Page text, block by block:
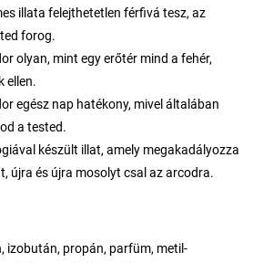
illata felejthetetlen férfivá tesz, az
forog.
olyan, mint egy erőtér mind a fehér,
ellen.
egész nap hatékony, mivel általában
a tested.
készült illat, amely megakadályozza
újra és újra mosolyt csal az arcodra.
izobután, propán, parfüm, metil-